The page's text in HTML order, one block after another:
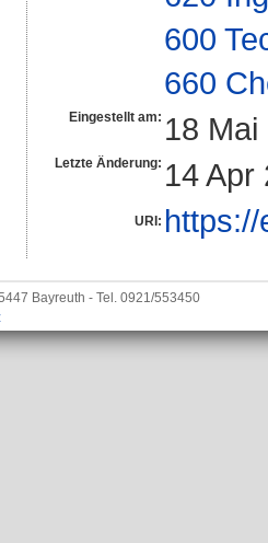
600
660
Eingestellt am: 18
Letzte Änderung: 14 Apr
URI:
Bayreuth - Tel. 0921/553450